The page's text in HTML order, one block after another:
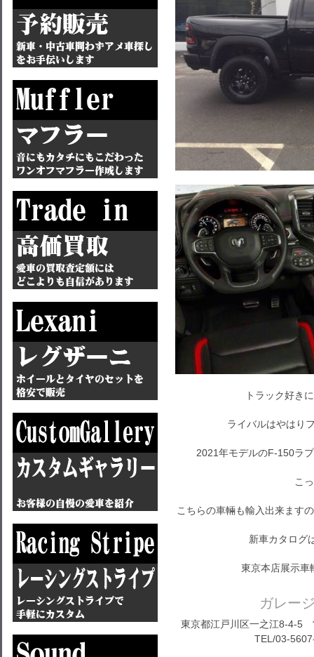
トラック好き
ライバルはやはり
2021年モデルのF-150ラ
こ
こちらの車輛も輸入出来ます
新車カタログ
東京本店展示
ガレー
東京都江戸川区一之江8-4-5
TEL/03-